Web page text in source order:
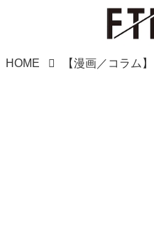
HOME 【漫画／コラム】